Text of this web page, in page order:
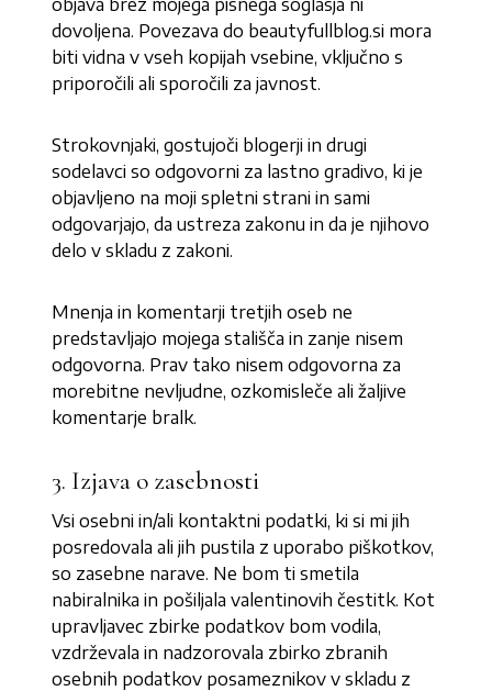
objava brez mojega pisnega soglasja ni
dovoljena. Povezava do beautyfullblog.si mora
biti vidna v vseh kopijah vsebine, vključno s
priporočili ali sporočili za javnost.
Strokovnjaki, gostujoči blogerji in drugi
sodelavci so odgovorni za lastno gradivo, ki je
objavljeno na moji spletni strani in sami
odgovarjajo, da ustreza zakonu in da je njihovo
delo v skladu z zakoni.
Mnenja in komentarji tretjih oseb ne
predstavljajo mojega stališča in zanje nisem
odgovorna. Prav tako nisem odgovorna za
morebitne nevljudne, ozkomisleče ali žaljive
komentarje bralk.
3. Izjava o zasebnosti
Vsi osebni in/ali kontaktni podatki, ki si mi jih
posredovala ali jih pustila z uporabo piškotkov,
so zasebne narave. Ne bom ti smetila
nabiralnika in pošiljala valentinovih čestitk. Kot
upravljavec zbirke podatkov bom vodila,
vzdrževala in nadzorovala zbirko zbranih
osebnih podatkov posameznikov v skladu z